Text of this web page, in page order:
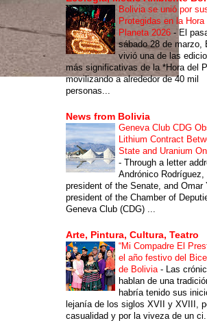
Bolivia se unió por
Protegidas en la Hora
Planeta 2026 - El
sábado 28 de marzo,
vivió una de las
más significativas de la *Hora del
movilizando a alrededor de 40 mil
personas...
News from Bolivia
Geneva Club CDG
Lithium Contract
State and Uranium
- Through a letter
Andrónico Rodríguez,
president of the Senate, and Omar
president of the Chamber of
Geneva Club (CDG) ...
Arte, Pintura, Cultura, Teatro
“Mi Compadre El
el año festivo del
de Bolivia - Las
hablan de una
habría tenido sus
lejanía de los siglos XVII y XVIII,
casualidad y por la viveza de un